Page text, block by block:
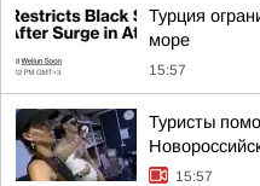
Турция
море
15:57
Туристы
15:57